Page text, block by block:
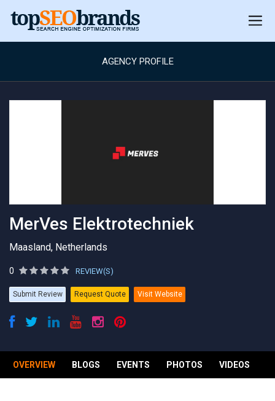
AGENCY PROFILE
MerVes Elektrotechniek
Maasland, Netherlands
0 REVIEW(S)
Submit Review Request Quote Visit Website
OVERVIEW BLOGS EVENTS PHOTOS VIDEOS